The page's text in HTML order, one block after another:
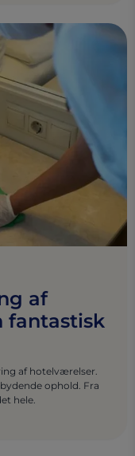
af
fantastisk
af hotelværelser.
ophold. Fra
hele.